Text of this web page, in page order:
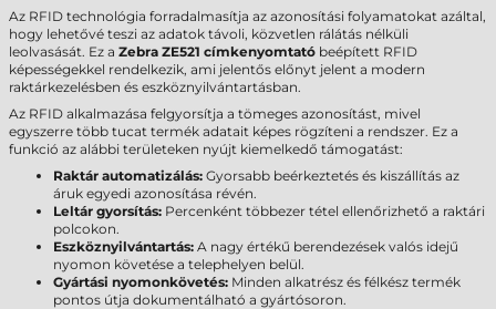
Az RFID technológia forradalmasítja az azonosítási folyamatokat azáltal,
hogy lehetővé teszi az adatok távoli, közvetlen rálátás nélküli
leolvasását. Ez a Zebra ZE521 címkenyomtató beépített RFID
képességekkel rendelkezik, ami jelentős előnyt jelent a modern
raktárkezelésben és eszköznyilvántartásban.
Az RFID alkalmazása felgyorsítja a tömeges azonosítást, mivel
egyszerre több tucat termék adatait képes rögzíteni a rendszer. Ez a
funkció az alábbi területeken nyújt kiemelkedő támogatást:
Raktár automatizálás: Gyorsabb beérkeztetés és kiszállítás az
áruk egyedi azonosítása révén.
Leltár gyorsítás: Percenként többezer tétel ellenőrizhető a raktári
polcokon.
Eszköznyilvántartás: A nagy értékű berendezések valós idejű
nyomon követése a telephelyen belül.
Gyártási nyomonkövetés: Minden alkatrész és félkész termék
pontos útja dokumentálható a gyártósoron.